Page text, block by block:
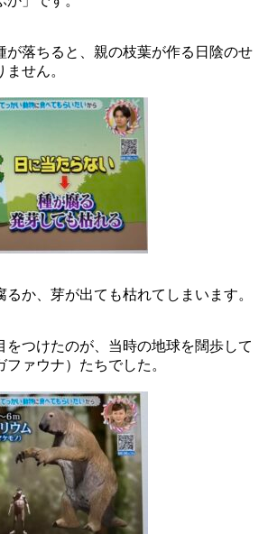
が落ちると、親の枝葉が作る日陰のせ
せん。
か、芽が出ても枯れてしまいます。
をつけたのが、当時の地球を闊歩して
ァウナ）たちでした。